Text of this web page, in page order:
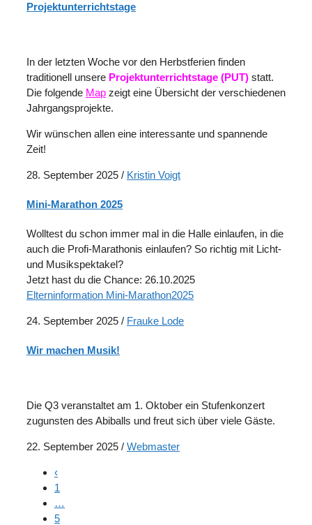
Projektunterrichtstage
In der letzten Woche vor den Herbstferien finden
traditionell unsere Projektunterrichtstage (PUT) statt.
Die folgende Map zeigt eine Übersicht der verschiedenen
Jahrgangsprojekte.
Wir wünschen allen eine interessante und spannende
Zeit!
28. September 2025 / Kristin Voigt
Mini-Marathon 2025
Wolltest du schon immer mal in die Halle einlaufen, in die
auch die Profi-Marathonis einlaufen? So richtig mit Licht-
und Musikspektakel?
Jetzt hast du die Chance: 26.10.2025
Elterninformation Mini-Marathon2025
24. September 2025 / Frauke Lode
Wir machen Musik!
Die Q3 veranstaltet am 1. Oktober ein Stufenkonzert
zugunsten des Abiballs und freut sich über viele Gäste.
22. September 2025 / Webmaster
‹
1
…
5